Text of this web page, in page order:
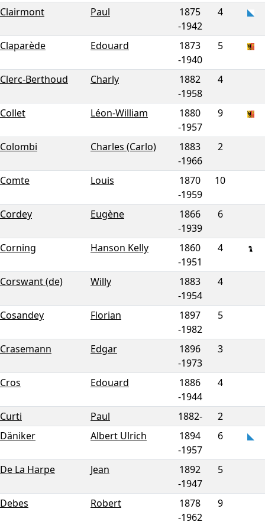
Clairmont Paul
1875
-1942
4
Claparède Edouard
1873
-1940
5
Clerc-Berthoud Charly
1882
-1958
4
Collet Léon-William
1880
-1957
9
Colombi Charles (Carlo)
1883
-1966
2
Comte Louis
1870
-1959
10
Cordey Eugène
1866
-1939
6
Corning Hanson Kelly
1860
-1951
4
Corswant (de) Willy
1883
-1954
4
Cosandey Florian
1897
-1982
5
Crasemann Edgar
1896
-1973
3
Cros Edouard
1886
-1944
4
Curti Paul 1882-
2
Däniker
Albert Ulrich
1894
-1957
6
De La Harpe Jean
1892
-1947
5
Debes Robert
1878
-1962
9